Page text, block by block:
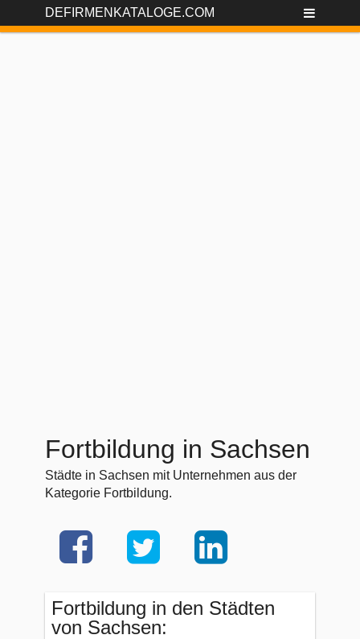
DEFIRMENKATALOGE.COM
Fortbildung in Sachsen
Städte in Sachsen mit Unternehmen aus der
Kategorie Fortbildung.
Fortbildung in den Städten
von Sachsen: